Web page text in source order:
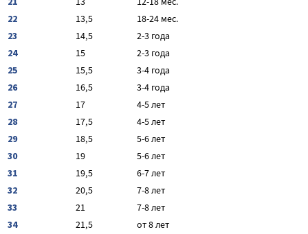
22
13,5
18-24 мес.
23
14,5
2-3 года
24
15
2-3 года
25
15,5
3-4 года
26
16,5
3-4 года
27
17
4-5 лет
28
17,5
4-5 лет
29
18,5
5-6 лет
30
19
5-6 лет
31
19,5
6-7 лет
32
20,5
7-8 лет
33
21
7-8 лет
34
21,5
от 8 лет